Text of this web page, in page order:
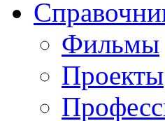
Фильмы
Проекты